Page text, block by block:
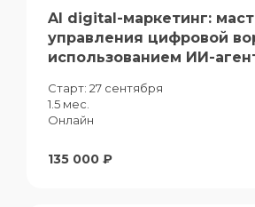
AI digital-маркетинг:
управления цифровой
использованием ИИ-
Старт: 27 сентября
1.5 мес.
Онлайн
135 000 ₽